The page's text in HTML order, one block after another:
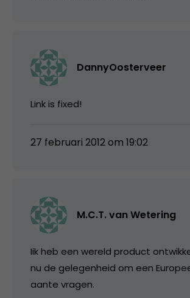
DannyOosterveer
Link is fixed!
27 februari 2012 om 19:02
M.C.T. van Wetering
Iik heb een wereld product
nu de gelegenheid om een
aante vragen.